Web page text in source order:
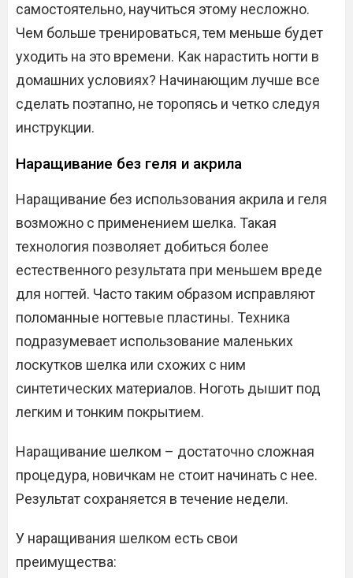
самостоятельно, научиться этому несложно.
Чем больше тренироваться, тем меньше будет
уходить на это времени. Как нарастить ногти в
домашних условиях? Начинающим лучше все
сделать поэтапно, не торопясь и четко следуя
инструкции.
Наращивание без геля и акрила
Наращивание без использования акрила и геля
возможно с применением шелка. Такая
технология позволяет добиться более
естественного результата при меньшем вреде
для ногтей. Часто таким образом исправляют
поломанные ногтевые пластины. Техника
подразумевает использование маленьких
лоскутков шелка или схожих с ним
синтетических материалов. Ноготь дышит под
легким и тонким покрытием.
Наращивание шелком – достаточно сложная
процедура, новичкам не стоит начинать с нее.
Результат сохраняется в течение недели.
У наращивания шелком есть свои
преимущества: